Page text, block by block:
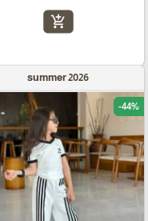
add_shopping_cart
summer 2026
-44%